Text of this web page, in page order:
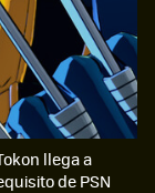
llega a
de PSN